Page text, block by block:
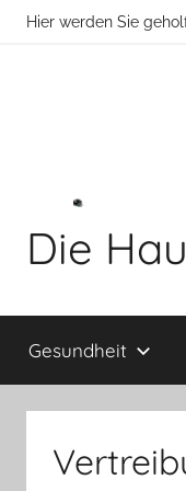
ZumHier werden Sie
Die
werden
Sie
Gesundheit